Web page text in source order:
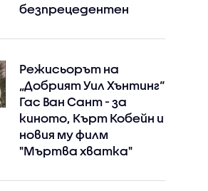
безпрецедентен
Режисьорът на
„Добрият Уил Хънтинг“
Гас Ван Сант - за
киното, Кърт Кобейн и
новия му филм
"Мъртва хватка"